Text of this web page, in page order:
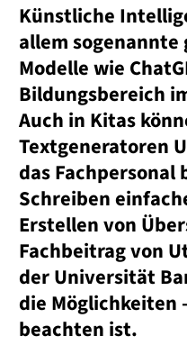
Künstliche
allem
Modelle wie
Bildungsbereich
Auch in Kitas
Textgeneratoren
das Fachpersonal
Schreiben
Erstellen von
Fachbeitrag von
der Universität
die Möglichkeiten
beachten ist.